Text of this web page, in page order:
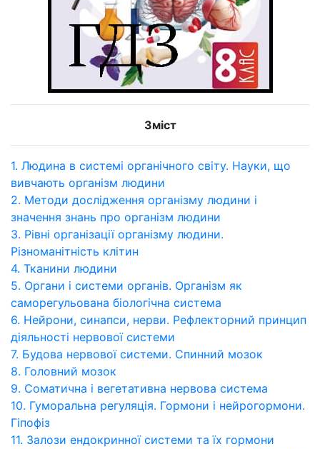
Зміст
1. Людина в системі органічного світу. Науки, що
вивчають організм людини
2. Методи дослідження організму людини і
значення знань про організм людини
3. Рівні організації організму людини.
Різноманітність клітин
4. Тканини людини
5. Органи і системи органів. Організм як
саморегульована біологічна система
6. Нейрони, синапси, нерви. Рефлекторний принцип
діяльності нервової системи
7. Будова нервової системи. Спинний мозок
8. Головний мозок
9. Соматична і вегетативна нервова система
10. Гуморальна регуляція. Гормони і нейрогормони.
Гіпофіз
11. Залози ендокринної системи та їх гормони